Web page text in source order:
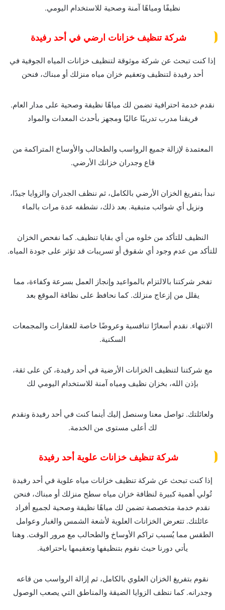
نظيفًا ومياهًا آمنة وصحية للاستخدام اليومي.
شركة تنظيف خزانات ارضي في أحد رفيدة
إذا كنت تبحث عن شركة موثوقة لتنظيف خزانات المياه الجوفية في
أحد رفيدة لتنظيف وتعقيم خزان مياه منزلك أو مبناك، فنحن
نقدم خدمة احترافية تضمن لك مياهًا نظيفة وصحية على مدار العام.
فريقنا مدرب تدريبًا عاليًا ومجهز بأحدث المعدات والمواد
المعتمدة لإزالة جميع الرواسب والطحالب والأوساخ المتراكمة من
قاع وجدران خزانك الأرضي.
نبدأ بتفريغ الخزان الأرضي بالكامل، ثم ننظف الجدران والزوايا جيدًا،
ونزيل أي شوائب متبقية. بعد ذلك، نشطفه عدة مرات بالماء
النظيف للتأكد من خلوه من أي بقايا تنظيف. كما نفحص الخزان
للتأكد من عدم وجود أي شقوق أو تسريبات قد تؤثر على جودة المياه.
تفخر شركتنا بالالتزام بالمواعيد وإنجاز العمل بسرعة وكفاءة، مما
يقلل من إزعاج منزلك. كما نحافظ على نظافة الموقع بعد
الانتهاء. نقدم أسعارًا تنافسية وعروضًا خاصة للعقارات والمجمعات
السكنية.
مع شركتنا لتنظيف الخزانات الأرضية في أحد رفيدة، كن على ثقة،
بإذن الله، بخزان نظيف ومياه آمنة للاستخدام اليومي لك
ولعائلتك. تواصل معنا وسنصل إليك أينما كنت في أحد رفيدة ونقدم
لك أعلى مستوى من الخدمة.
شركة تنظيف خزانات علوية أحد رفيدة
إذا كنت تبحث عن شركة تنظيف خزانات مياه علوية في أحد رفيدة
تُولي أهمية كبيرة لنظافة خزان مياه سطح منزلك أو مبناك، فنحن
نقدم خدمة متخصصة تضمن لك مياهًا نظيفة وصحية لجميع أفراد
عائلتك. تتعرض الخزانات العلوية لأشعة الشمس والغبار وعوامل
الطقس مما يُسبب تراكم الأوساخ والطحالب مع مرور الوقت. وهنا
يأتي دورنا حيث نقوم بتنظيفها وتعقيمها باحترافية.
نقوم بتفريغ الخزان العلوي بالكامل، ثم إزالة الرواسب من قاعه
وجدرانه. كما ننظف الزوايا الضيقة والمناطق التي يصعب الوصول